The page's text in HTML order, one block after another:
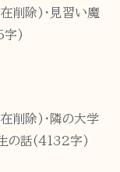
削除)・見習い魔
字)
削除)・隣の大学
生の話(4132字)